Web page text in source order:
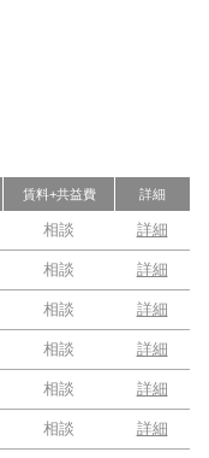
賃料+共益費 詳細
相談 詳細
相談 詳細
相談 詳細
相談 詳細
相談 詳細
相談 詳細